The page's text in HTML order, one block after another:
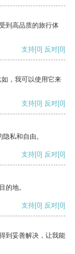
到高品质的旅行体
支持[0] 反对[0]
，我可以使用它来
支持[0] 反对[0]
私和自由。
支持[0] 反对[0]
的地。
支持[0] 反对[0]
到妥善解决，让我能